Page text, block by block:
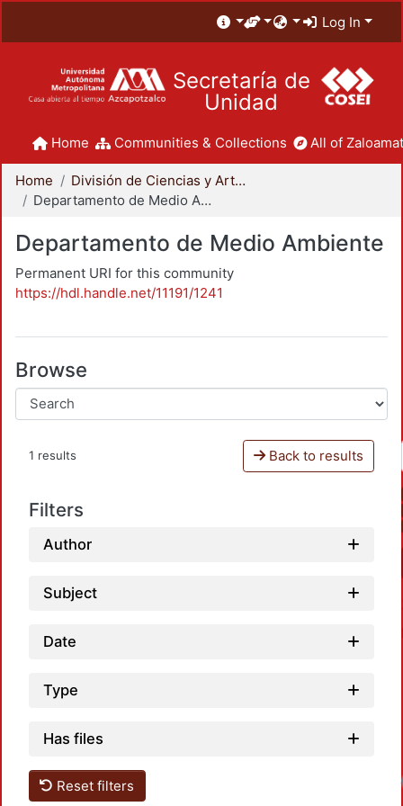
Log In
Secretaría de
Unidad
Home Communities & Collections All of
Home
División de Ciencias y Artes para el Diseño
Departamento de Medio Ambiente
Departamento de Medio Ambiente
Permanent URI for this community
https://hdl.handle.net/11191/1241
Browse
1 results Back to results
Filters
Author
Subject
Date
Type
Has files
Reset filters